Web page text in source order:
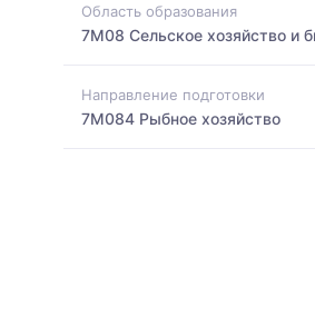
Область образования
7M08 Сельское хозяйство и
Направление подготовки
7M084 Рыбное хозяйство